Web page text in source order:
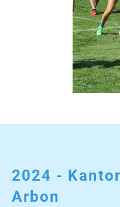
2024 -
Arbon